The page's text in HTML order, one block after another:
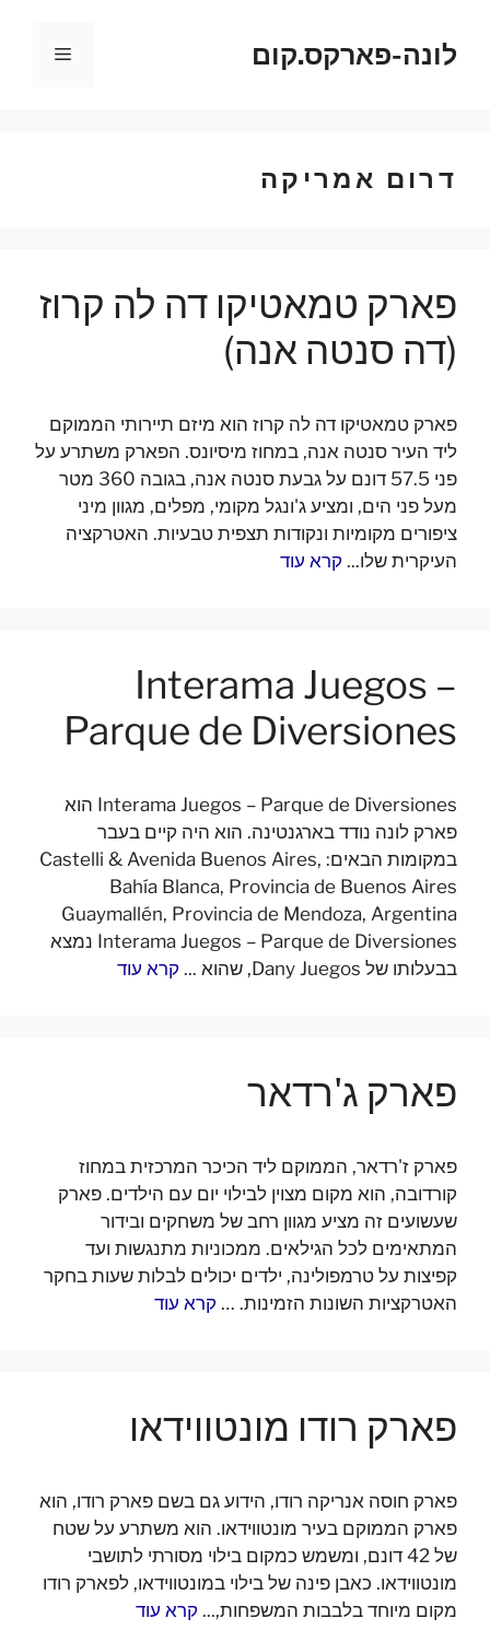
לונה-פארקס.קום תפריט
דרום אמריקה
פארק טמאטיקו דה לה קרוז
(דה סנטה אנה)
פארק טמאטיקו דה לה קרוז הוא מיזם תיירותי הממוקם
ליד העיר סנטה אנה, במחוז מיסיונס. הפארק משתרע על
פני 57.5 דונם על גבעת סנטה אנה, בגובה 360 מטר
מעל פני הים, ומציע ג'ונגל מקומי, מפלים, מגוון מיני
ציפורים מקומיות ונקודות תצפית טבעיות. האטרקציה
העיקרית שלו... קרא עוד
Interama Juegos –
Parque de Diversiones
Interama Juegos – Parque de Diversiones הוא
פארק לונה נודד בארגנטינה. הוא היה קיים בעבר
במקומות הבאים: Castelli & Avenida Buenos Aires,
Bahía Blanca, Provincia de Buenos Aires
Guaymallén, Provincia de Mendoza, Argentina
Interama Juegos – Parque de Diversiones נמצא
בבעלותו של Dany Juegos, שהוא ...
קרא עוד
פארק ג'רדאר
פארק ז'רדאר, הממוקם ליד הכיכר המרכזית במחוז
קורדובה, הוא מקום מצוין לבילוי יום עם הילדים. פארק
שעשועים זה מציע מגוון רחב של משחקים ובידור
המתאימים לכל הגילאים. ממכוניות מתנגשות ועד
קפיצות על טרמפולינה, ילדים יכולים לבלות שעות בחקר
האטרקציות השונות הזמינות. … קרא עוד
פארק רודו מונטווידאו
פארק חוסה אנריקה רודו, הידוע גם בשם פארק רודו, הוא
פארק הממוקם בעיר מונטווידאו. הוא משתרע על שטח
של 42 דונם, ומשמש כמקום בילוי מסורתי לתושבי
מונטווידאו. כאבן פינה של בילוי במונטווידאו, לפארק רודו
מקום מיוחד בלבבות המשפחות,... קרא עוד